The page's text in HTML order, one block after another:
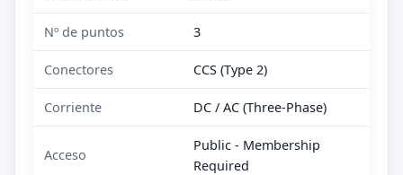
Nº de puntos 3
Conectores CCS (Type 2)
Corriente DC / AC (Three-Phase)
Acceso
Public - Membership
Required